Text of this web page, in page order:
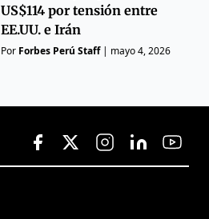
US$114 por tensión entre
EE.UU. e Irán
Por Forbes Perú Staff| mayo 4, 2026